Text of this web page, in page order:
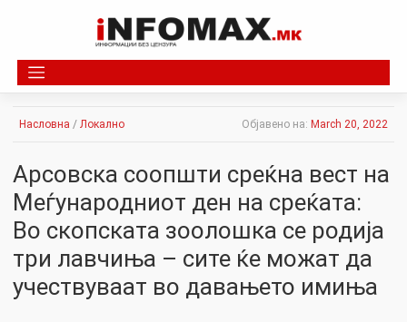
Насловна / Локално Објавено на: March 20, 2022
Арсовска соопшти среќна вест на
Меѓународниот ден на среќата:
Во скопската зоолошка се родија
три лавчиња – сите ќе можат да
учествуваат во давањето имиња